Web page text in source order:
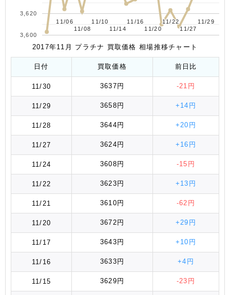
11/06
11/06
11/08
11/08
11/10
11/10
11/14
11/14
11/16
11/16
11/20
11/20
11/22
11/22
11/27
11/27
11/29
11/29
3,600
3,620
2017年11月 プラチナ 買取価格 相場推移チャート
日付 買取価格 前日比
11/30 3637円 -21円
11/29 3658円 +14円
11/28 3644円 +20円
11/27 3624円 +16円
11/24 3608円 -15円
11/22 3623円 +13円
11/21 3610円 -62円
11/20 3672円 +29円
11/17 3643円 +10円
11/16 3633円 +4円
11/15 3629円 -23円